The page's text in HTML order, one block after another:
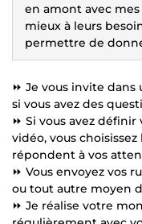
en amont avec
mieux à leurs
permettre de
⏩ Je vous invite
si vous avez des
⏩ Si vous avez
vidéo, vous
répondent à vos
⏩ Vous envoyez vos
ou tout autre moyen
⏩ Je réalise votre